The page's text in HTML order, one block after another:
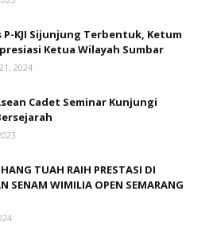
P-KJI Sijunjung Terbentuk, Ketum
Ketua Wilayah Sumbar
2024
Cadet Seminar Kunjungi
TUAH RAIH PRESTASI DI
SENAM WIMILIA OPEN SEMARANG